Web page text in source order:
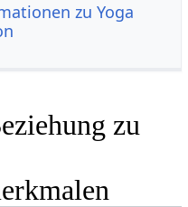
zu Yoga
zu